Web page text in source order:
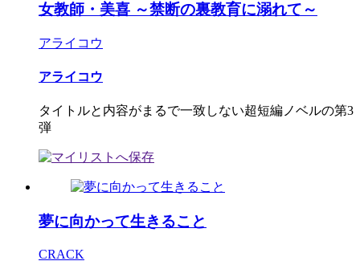
女教師・美喜 ～禁断の裏教育に溺れて～
アライコウ
アライコウ
タイトルと内容がまるで一致しない超短編ノベルの第3
弾
夢に向かって生きること
CRACK